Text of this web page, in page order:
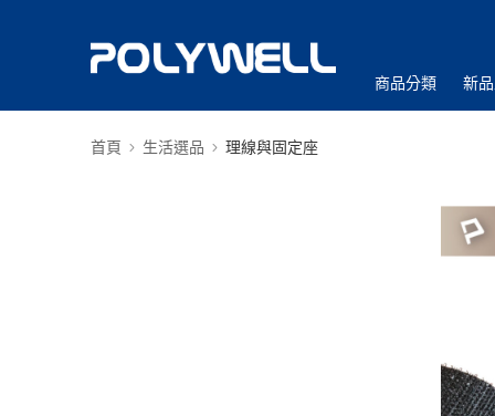
商品分類 新
首頁 生活選品 理線與固定座